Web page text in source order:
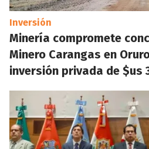
Inversión
Minería compromete
Minero Carangas en
inversión privada de $us